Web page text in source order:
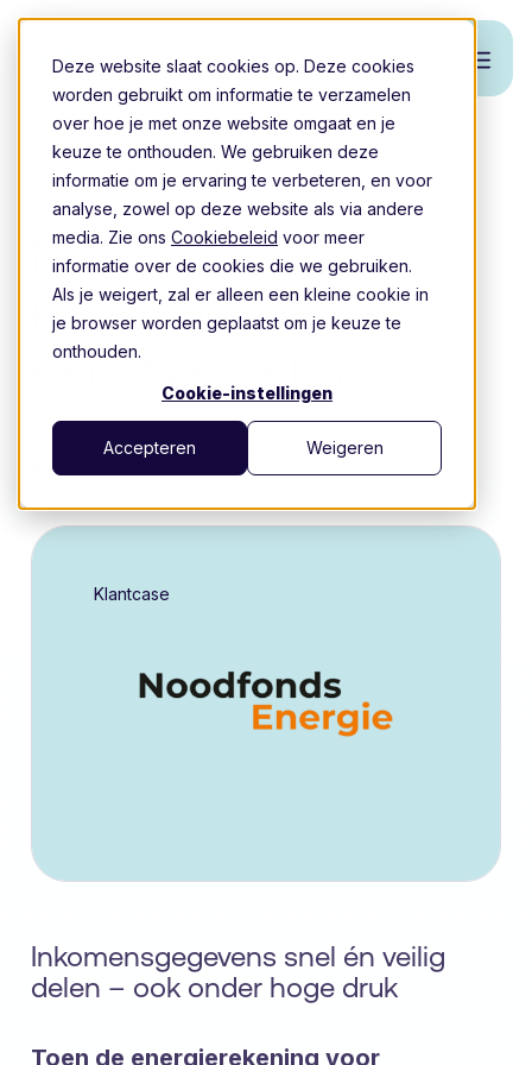
Deze website slaat cookies op. Deze cookies
worden gebruikt om informatie te verzamelen
over hoe je met onze website omgaat en je
keuze te onthouden. We gebruiken deze
informatie om je ervaring te verbeteren, en voor
analyse, zowel op deze website als via andere
media. Zie ons Cookiebeleid voor meer
informatie over de cookies die we gebruiken.
Als je weigert, zal er alleen een kleine cookie in
je browser worden geplaatst om je keuze te
onthouden.
Cookie-instellingen
Accepteren Weigeren
Terug naar overzicht
Noodfonds Energie:
Hoge volumes in
slechts enkele dagen
Caressa Kuk 13 jan 2026
Klantcase
Inkomensgegevens snel én veilig
delen – ook onder hoge druk
Toen de energierekening voor